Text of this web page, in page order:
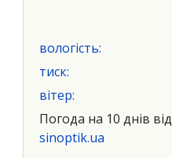
вологість:
тиск:
вітер:
Погода на 10 днів від
sinoptik.ua